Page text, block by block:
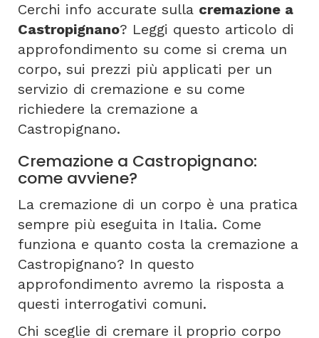
Cerchi info accurate sulla cremazione a
Castropignano? Leggi questo articolo di
approfondimento su come si crema un
corpo, sui prezzi più applicati per un
servizio di cremazione e su come
richiedere la cremazione a
Castropignano.
Cremazione a Castropignano:
come avviene?
La cremazione di un corpo è una pratica
sempre più eseguita in Italia. Come
funziona e quanto costa la cremazione a
Castropignano? In questo
approfondimento avremo la risposta a
questi interrogativi comuni.
Chi sceglie di cremare il proprio corpo